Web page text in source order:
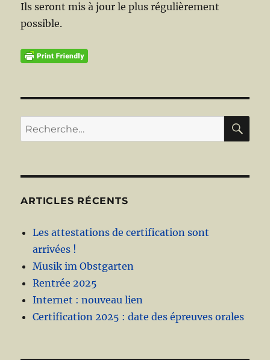
Ils seront mis à jour le plus régulièrement
possible.
Recherche
pour :
ARTICLES RÉCENTS
Les attestations de certification sont
arrivées !
Musik im Obstgarten
Rentrée 2025
Internet : nouveau lien
Certification 2025 : date des épreuves orales